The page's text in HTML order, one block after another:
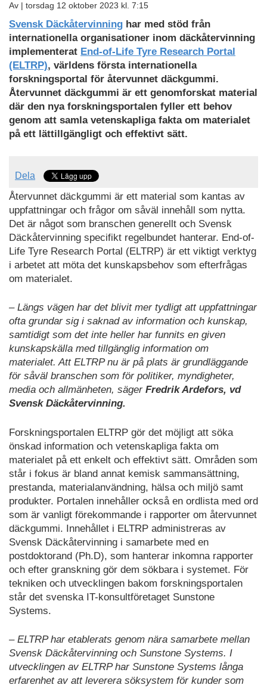
Av | torsdag 12 oktober 2023 kl. 7:15
Ladda
ned
som
PDF
Svensk Däckåtervinning har med stöd från
internationella organisationer inom däckåtervinning
implementerat End-of-Life Tyre Research Portal
(ELTRP), världens första internationella
forskningsportal för återvunnet däckgummi.
Återvunnet däckgummi är ett genomforskat material
där den nya forskningsportalen fyller ett behov
genom att samla vetenskapliga fakta om materialet
på ett lättillgängligt och effektivt sätt.
Dela
Återvunnet däckgummi är ett material som kantas av
uppfattningar och frågor om såväl innehåll som nytta.
Det är något som branschen generellt och Svensk
Däckåtervinning specifikt regelbundet hanterar. End-of-
Life Tyre Research Portal (ELTRP) är ett viktigt verktyg
i arbetet att möta det kunskapsbehov som efterfrågas
om materialet.
– Längs vägen har det blivit mer tydligt att uppfattningar
ofta grundar sig i saknad av information och kunskap,
samtidigt som det inte heller har funnits en given
kunskapskälla med tillgänglig information om
materialet. Att ELTRP nu är på plats är grundläggande
för såväl branschen som för politiker, myndigheter,
media och allmänheten, säger Fredrik Ardefors, vd
Svensk Däckåtervinning.
Forskningsportalen ELTRP gör det möjligt att söka
önskad information och vetenskapliga fakta om
materialet på ett enkelt och effektivt sätt. Områden som
står i fokus är bland annat kemisk sammansättning,
prestanda, materialanvändning, hälsa och miljö samt
produkter. Portalen innehåller också en ordlista med ord
som är vanligt förekommande i rapporter om återvunnet
däckgummi. Innehållet i ELTRP administreras av
Svensk Däckåtervinning i samarbete med en
postdoktorand (Ph.D), som hanterar inkomna rapporter
och efter granskning gör dem sökbara i systemet. För
tekniken och utvecklingen bakom forskningsportalen
står det svenska IT-konsultföretaget Sunstone
Systems.
– ELTRP har etablerats genom nära samarbete mellan
Svensk Däckåtervinning och Sunstone Systems. I
utvecklingen av ELTRP har Sunstone Systems långa
erfarenhet av att leverera söksystem för kunder som